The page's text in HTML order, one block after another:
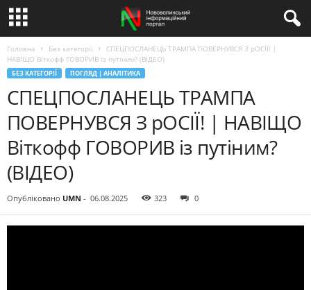
Головна Без категорії
СПЕЦПОСЛАНЕЦЬ ТРАМПА ПОВЕРНУВСЯ З рОСІЇ! |
НАВІЩО Віткофф ГОВОРИВ із путіним? (ВІДЕО)
БЕЗ КАТЕГОРІЇ ПОГЛЯД | АНАЛІТИКА
СПЕЦПОСЛАНЕЦЬ ТРАМПА
ПОВЕРНУВСЯ З рОСІЇ! | НАВІЩО
Віткофф ГОВОРИВ із путіним?
(ВІДЕО)
Опубліковано UMN - 06.08.2025 323 0